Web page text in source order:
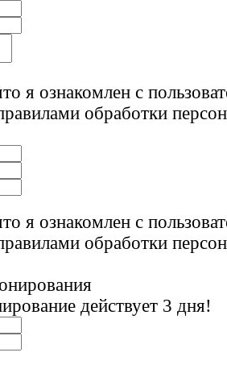
я ознакомлен с
обработки
я ознакомлен с
обработки
действует 3 дня!